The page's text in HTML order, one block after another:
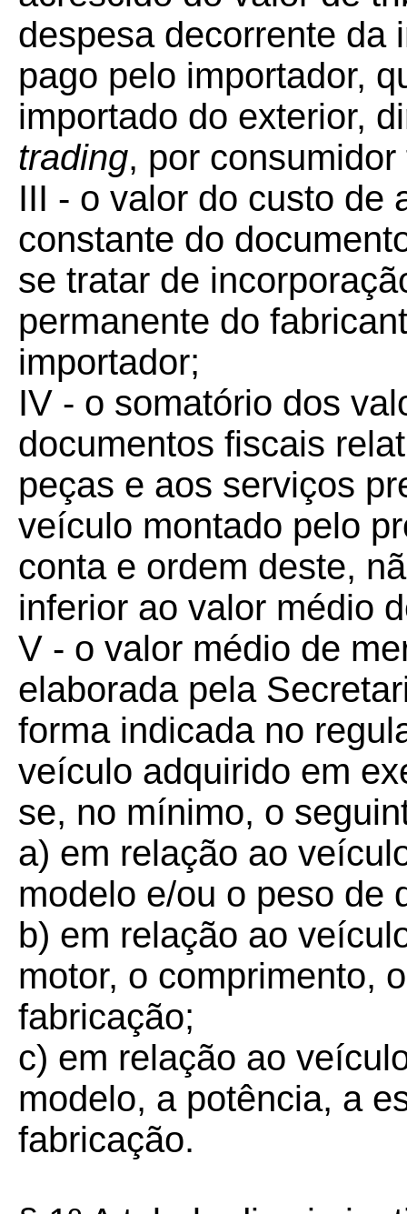
despesa decorrente da
pago pelo importador,
importado do exterior,
trading, por consumidor
III - o valor do custo de
constante do
se tratar de
permanente do
importador;
IV - o somatório dos
documentos fiscais
peças e aos serviços
veículo montado pelo
conta e ordem deste,
inferior ao valor médio
V - o valor médio de
elaborada pela
forma indicada no
veículo adquirido em
se, no mínimo, o
a) em relação ao
modelo e/ou o peso de
b) em relação ao
motor, o comprimento,
fabricação;
c) em relação ao
modelo, a potência, a
fabricação.